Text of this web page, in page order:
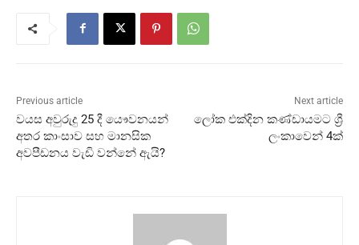
Previous article
වයස අවුරුදු 25 දී යෞවනයන්
අතර කාංසාව සහ මානසික
අවපීඩනය වැඩි වන්නේ ඇයි?
Next article
ලෝක එක්දින කණ්ඩායමට ශ්‍රී
ලංකාවෙන් 4ක්